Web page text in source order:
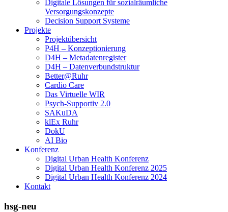
Digitale Lösungen für sozialräumliche
Versorgungskonzepte
Decision Support Systeme
Projekte
Projektübersicht
P4H – Konzeptionierung
D4H – Metadatenregister
D4H – Datenverbundstruktur
Better@Ruhr
Cardio Care
Das Virtuelle WIR
Psych-Supportiv 2.0
SAKuDA
klEx Ruhr
DokU
AI Bio
Konferenz
Digital Urban Health Konferenz
Digital Urban Health Konferenz 2025
Digital Urban Health Konferenz 2024
Kontakt
hsg-neu